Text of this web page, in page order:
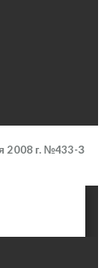
2008 г. №433-З